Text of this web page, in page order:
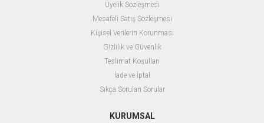
Üyelik Sözleşmesi
Mesafeli Satış Sözleşmesi
Kişisel Verilerin Korunması
Gizlilik ve Güvenlik
Teslimat Koşulları
İade ve İptal
Sıkça Sorulan Sorular
KURUMSAL